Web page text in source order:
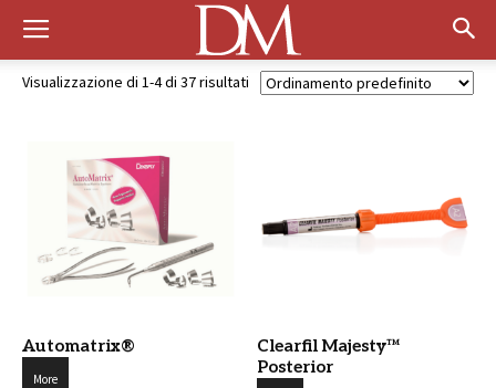
Visualizzazione di 1-4 di 37 risultati
Automatrix®
More
Clearfil Majesty™
Posterior